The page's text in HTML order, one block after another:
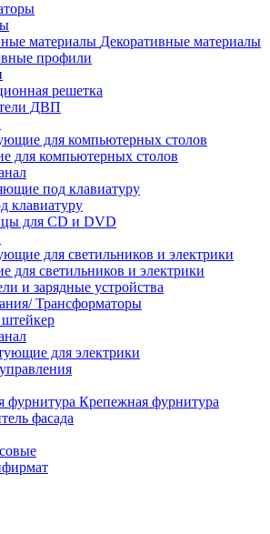
Декоративные материалы
профили
решетка
ДВП
для компьютерных столов
под клавиатуру
клавиатуру
для CD и DVD
для светильников и электрики
и зарядные устройства
Трансформаторы
для электрики
Крепежная фурнитура
фасада